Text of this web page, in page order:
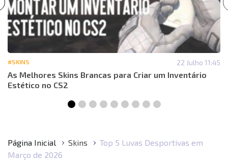
#SKINS 22 Julho 11:45
As Melhores Skins Brancas para Criar um Inventário
Estético no CS2
Página Inicial Skins
Top 5 Luvas Desportivas em
Março de 2026